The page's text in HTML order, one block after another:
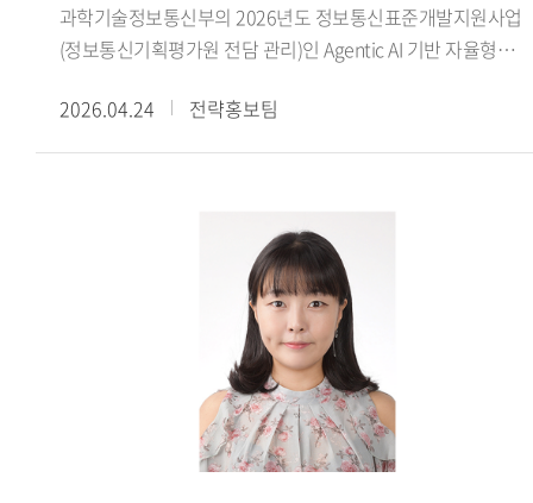
변화한다고 보았고, 그 변화 속에 질서를 부여하는 원리를
로고스(logos) 라고 불렀습니다. 저는 헤라클레이토스의
하나의 사상적 계보로 다시 읽어보는 작업을 진행했습니다.
영향은 무엇입니까? - 이번 수상은 연구를 마무리했다기보다
앞으로 더 깊이 탐구해야 할 과제가 남아 있음을 일깨워 준
계기가 됐습니다. 앞으로는 고대 그리스 철학자들의 언어
개념을 보다 체계적으로 정리하고, 이를 중세와 근대의 언어
사상과 연결하는 작업을 계속해 나갈 예정입니다. 특히 언어가
단순한 의사소통의 도구를 넘어 인간이 세계를 이해하고
해석하는 방식과 어떻게 연결되는지 장기적인 연구 주제로
삼고자 합니다. 매년 몇 편의 논문과 학술대회 발표를 통해
과학기술정보통신부의 2026년도 정보통신표준개발지원사업
(정보통신기획평가원 전담 관리)인 Agentic AI 기반 자율형
주관연구개발기관(한국외대) 연구책임자(정성호)로 추진하게
표준전문연구실 과제는 올해 4월부터 2033년 12월까지 8년간
한국전자통신연구원(주관) 등과 함께 수행하며, 두 과제의 총
사업비는 약 69억 규모이다.Agentic AI 기반 자율형 네트워크
과제에서는 다중 AI Agent 시스템이 디바이스 엣지 클라우드를
포함하는 차세대 통신 네트워크 전 구간에서 자율적으로
환경을 인지하고, 추론 계획 실행 학습 협업하는 Agentic AI
기반 종단간 완전 자율형 네트워크 표준 기술을 개발한다.
피지컬 AI 표준전문연구실 과제에서는 국제표준화기구의
2026.04.24 전략홍보팀